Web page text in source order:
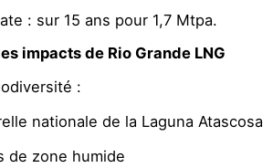
: sur 15 ans pour 1,7 Mtpa.
impacts de Rio Grande LNG
:
nationale de la Laguna Atascosa
de zone humide